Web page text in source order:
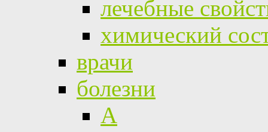
лечебные
химический
врачи
болезни
А